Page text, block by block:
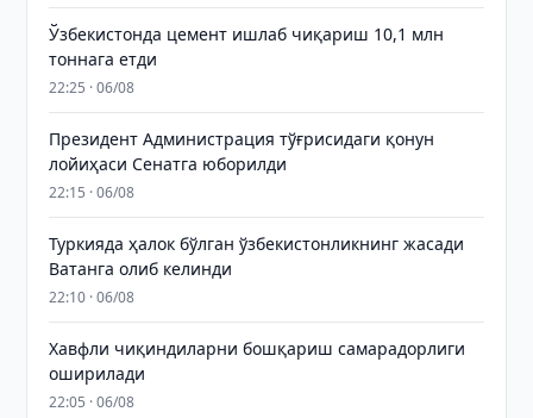
Ўзбекистонда цемент ишлаб чиқариш 10,1 млн
тоннага етди
22:25 · 06/08
Президент Администрация тўғрисидаги қонун
лойиҳаси Сенатга юборилди
22:15 · 06/08
Туркияда ҳалок бўлган ўзбекистонликнинг жасади
Ватанга олиб келинди
22:10 · 06/08
Хавфли чиқиндиларни бошқариш самарадорлиги
оширилади
22:05 · 06/08